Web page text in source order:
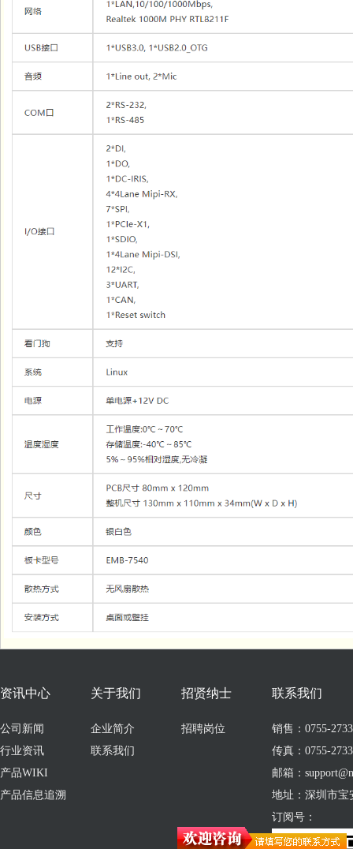
资讯中心
公司新闻
行业资讯
产品WIKI
产品信息追溯
关于我们
企业简介
联系我们
招贤纳士
招聘岗位
联系我们
销售：0755-
传真：0755-
邮箱：
地址：深圳市宝
订阅号：